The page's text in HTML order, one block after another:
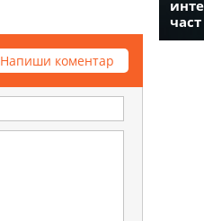
Напиши коментар
част